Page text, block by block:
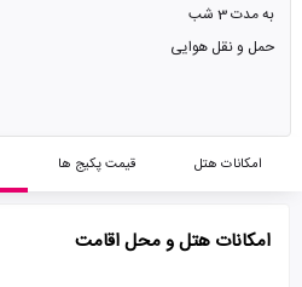
به مدت 3 شب
حمل و نقل هوایی
امکانات هتل قیمت پکیج ها
امکانات هتل و محل اقامت